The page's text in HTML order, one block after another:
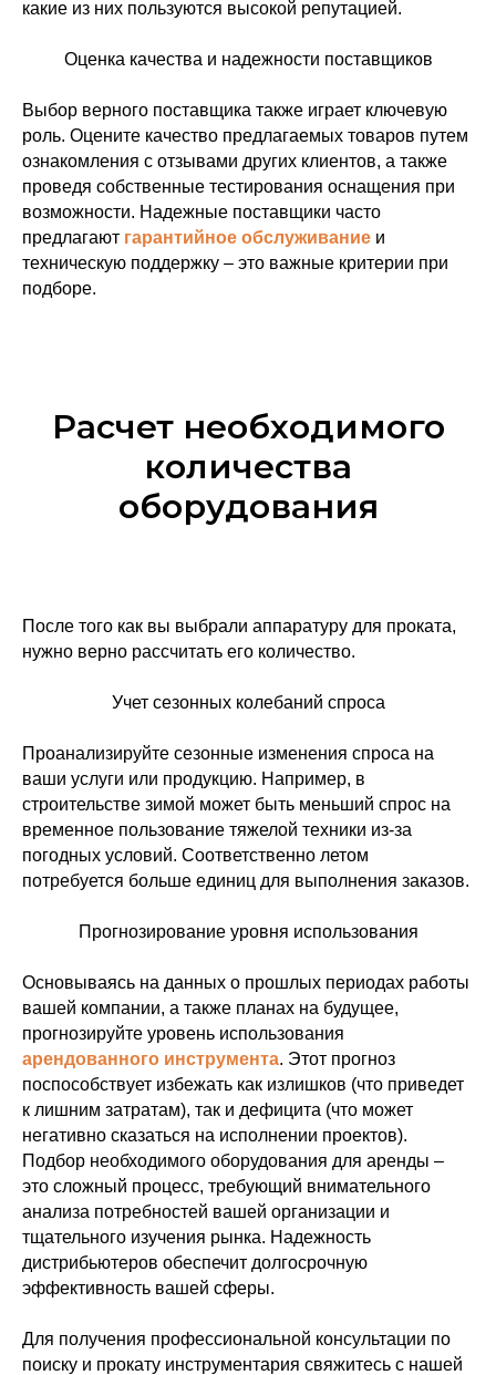
какие из них пользуются высокой репутацией.
Оценка качества и надежности поставщиков
Выбор верного поставщика также играет ключевую
роль. Оцените качество предлагаемых товаров путем
ознакомления с отзывами других клиентов, а также
проведя собственные тестирования оснащения при
возможности. Надежные поставщики часто
предлагают гарантийное обслуживание и
техническую поддержку – это важные критерии при
подборе.
Расчет необходимого
количества
оборудования
После того как вы выбрали аппаратуру для проката,
нужно верно рассчитать его количество.
Учет сезонных колебаний спроса
Проанализируйте сезонные изменения спроса на
ваши услуги или продукцию. Например, в
строительстве зимой может быть меньший спрос на
временное пользование тяжелой техники из-за
погодных условий. Соответственно летом
потребуется больше единиц для выполнения заказов.
Прогнозирование уровня использования
Основываясь на данных о прошлых периодах работы
вашей компании, а также планах на будущее,
прогнозируйте уровень использования
арендованного инструмента. Этот прогноз
поспособствует избежать как излишков (что приведет
к лишним затратам), так и дефицита (что может
негативно сказаться на исполнении проектов).
Подбор необходимого оборудования для аренды –
это сложный процесс, требующий внимательного
анализа потребностей вашей организации и
тщательного изучения рынка. Надежность
дистрибьютеров обеспечит долгосрочную
эффективность вашей сферы.
Для получения профессиональной консультации по
поиску и прокату инструментария свяжитесь с нашей